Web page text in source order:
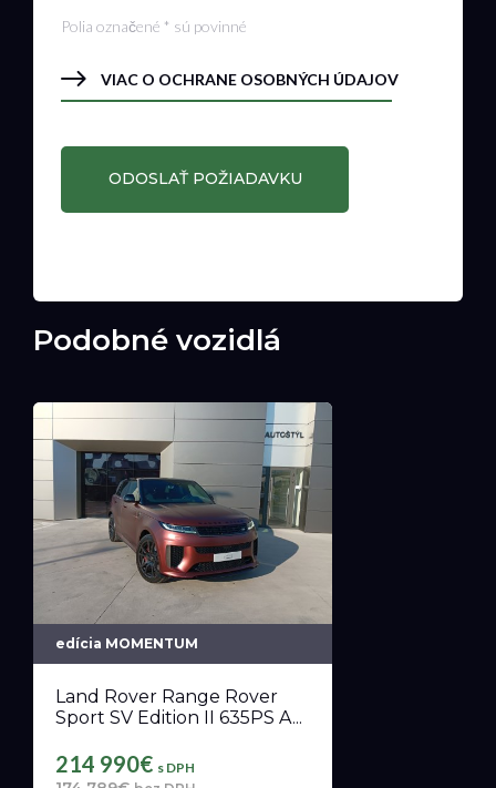
Polia označené * sú povinné
VIAC O OCHRANE OSOBNÝCH ÚDAJOV
Podobné vozidlá
edícia MOMENTUM
Land Rover Range Rover
Sport SV Edition II 635PS A...
214 990€ s DPH